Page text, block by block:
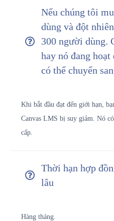
Nếu chúng tôi
dùng và đột
300 người dùng.
hay nó đang hoạt
có thể chuyển
Khi bắt đầu đạt đến giới hạn,
Canvas LMS bị suy giảm. Nó
cấp.
Thời hạn hợp
lâu
Hàng tháng.